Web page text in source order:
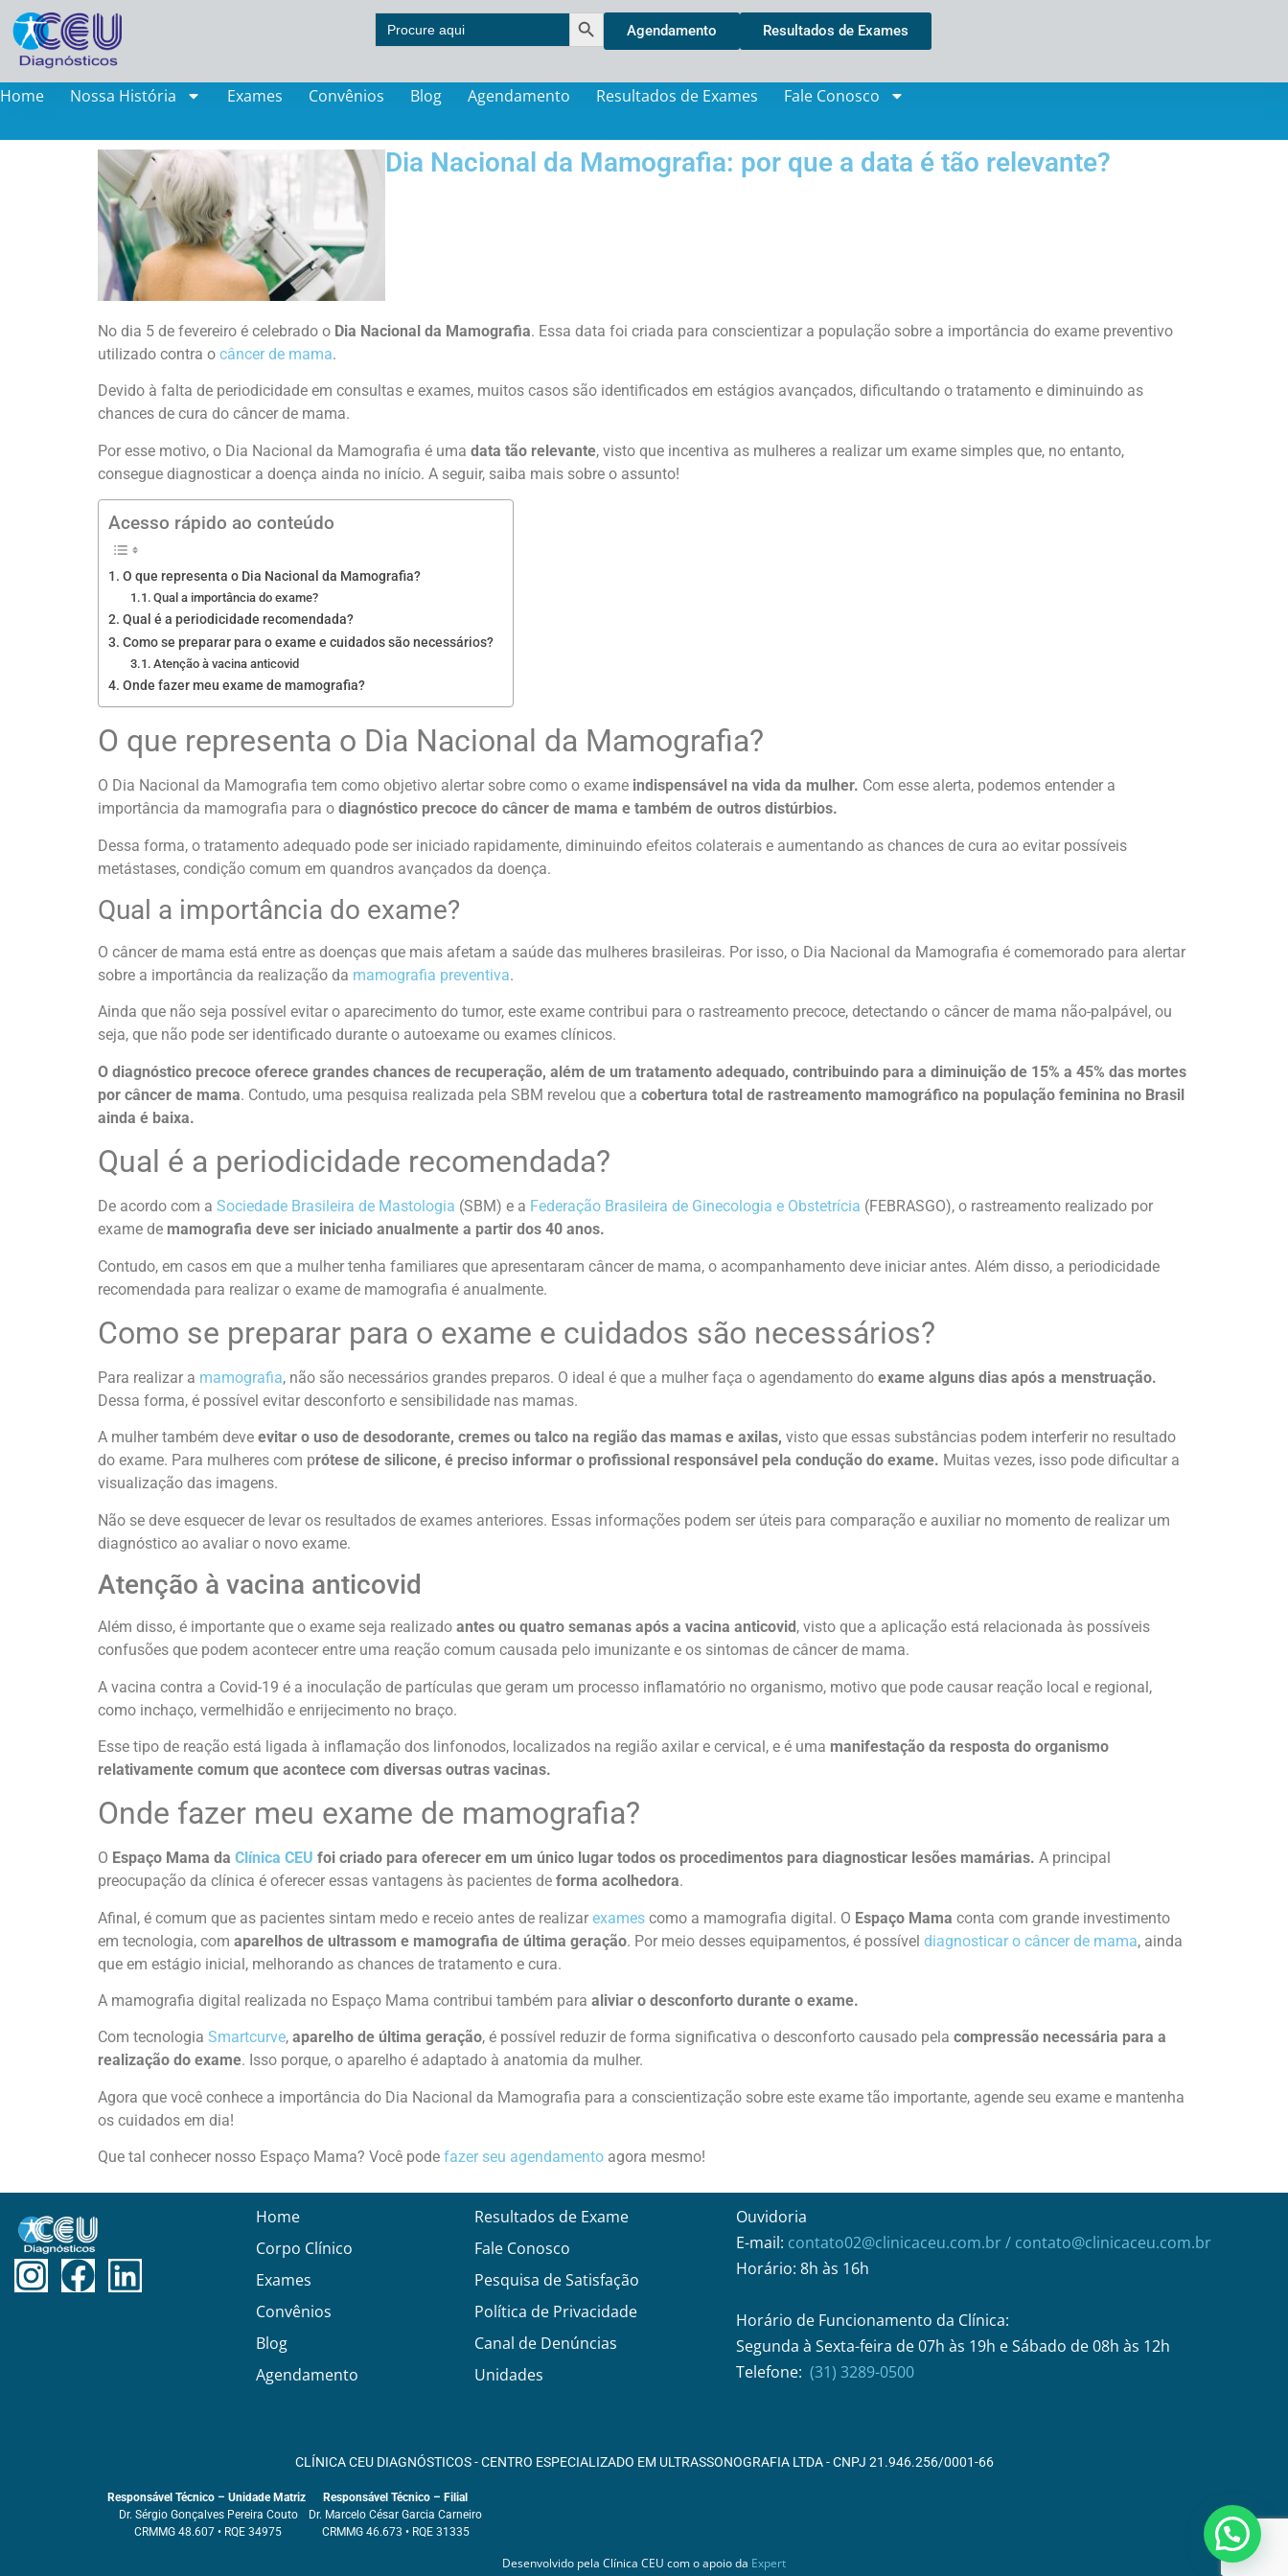
Search
for:
Search Button
Agendamento Resultados de Exames
Home Nossa História Exames Convênios Blog Agendamento Resultados de Exames Fale Conosco
Dia Nacional da Mamografia: por que a data é tão relevante?
No dia 5 de fevereiro é celebrado o Dia Nacional da Mamografia. Essa data foi criada para conscientizar a população sobre a importância do exame preventivo
utilizado contra o câncer de mama.
Devido à falta de periodicidade em consultas e exames, muitos casos são identificados em estágios avançados, dificultando o tratamento e diminuindo as
chances de cura do câncer de mama.
Por esse motivo, o Dia Nacional da Mamografia é uma data tão relevante, visto que incentiva as mulheres a realizar um exame simples que, no entanto,
consegue diagnosticar a doença ainda no início. A seguir, saiba mais sobre o assunto!
Acesso rápido ao conteúdo
O que representa o Dia Nacional da Mamografia?
Qual a importância do exame?
Qual é a periodicidade recomendada?
Como se preparar para o exame e cuidados são necessários?
Atenção à vacina anticovid
Onde fazer meu exame de mamografia?
O que representa o Dia Nacional da Mamografia?
O Dia Nacional da Mamografia tem como objetivo alertar sobre como o exame indispensável na vida da mulher. Com esse alerta, podemos entender a
importância da mamografia para o diagnóstico precoce do câncer de mama e também de outros distúrbios.
Dessa forma, o tratamento adequado pode ser iniciado rapidamente, diminuindo efeitos colaterais e aumentando as chances de cura ao evitar possíveis
metástases, condição comum em quandros avançados da doença.
Qual a importância do exame?
O câncer de mama está entre as doenças que mais afetam a saúde das mulheres brasileiras. Por isso, o Dia Nacional da Mamografia é comemorado para alertar
sobre a importância da realização da mamografia preventiva.
Ainda que não seja possível evitar o aparecimento do tumor, este exame contribui para o rastreamento precoce, detectando o câncer de mama não-palpável, ou
seja, que não pode ser identificado durante o autoexame ou exames clínicos.
O diagnóstico precoce oferece grandes chances de recuperação, além de um tratamento adequado, contribuindo para a diminuição de 15% a 45% das mortes
por câncer de mama. Contudo, uma pesquisa realizada pela SBM revelou que a cobertura total de rastreamento mamográfico na população feminina no Brasil
ainda é baixa.
Qual é a periodicidade recomendada?
De acordo com a Sociedade Brasileira de Mastologia (SBM) e a Federação Brasileira de Ginecologia e Obstetrícia (FEBRASGO), o rastreamento realizado por
exame de mamografia deve ser iniciado anualmente a partir dos 40 anos.
Contudo, em casos em que a mulher tenha familiares que apresentaram câncer de mama, o acompanhamento deve iniciar antes. Além disso, a periodicidade
recomendada para realizar o exame de mamografia é anualmente.
Como se preparar para o exame e cuidados são necessários?
Para realizar a mamografia, não são necessários grandes preparos. O ideal é que a mulher faça o agendamento do exame alguns dias após a menstruação.
Dessa forma, é possível evitar desconforto e sensibilidade nas mamas.
A mulher também deve evitar o uso de desodorante, cremes ou talco na região das mamas e axilas, visto que essas substâncias podem interferir no resultado
do exame. Para mulheres com prótese de silicone, é preciso informar o profissional responsável pela condução do exame. Muitas vezes, isso pode dificultar a
visualização das imagens.
Não se deve esquecer de levar os resultados de exames anteriores. Essas informações podem ser úteis para comparação e auxiliar no momento de realizar um
diagnóstico ao avaliar o novo exame.
Atenção à vacina anticovid
Além disso, é importante que o exame seja realizado antes ou quatro semanas após a vacina anticovid, visto que a aplicação está relacionada às possíveis
confusões que podem acontecer entre uma reação comum causada pelo imunizante e os sintomas de câncer de mama.
A vacina contra a Covid-19 é a inoculação de partículas que geram um processo inflamatório no organismo, motivo que pode causar reação local e regional,
como inchaço, vermelhidão e enrijecimento no braço.
Esse tipo de reação está ligada à inflamação dos linfonodos, localizados na região axilar e cervical, e é uma manifestação da resposta do organismo
relativamente comum que acontece com diversas outras vacinas.
Onde fazer meu exame de mamografia?
O Espaço Mama da Clínica CEU foi criado para oferecer em um único lugar todos os procedimentos para diagnosticar lesões mamárias. A principal
preocupação da clínica é oferecer essas vantagens às pacientes de forma acolhedora.
Afinal, é comum que as pacientes sintam medo e receio antes de realizar exames como a mamografia digital. O Espaço Mama conta com grande investimento
em tecnologia, com aparelhos de ultrassom e mamografia de última geração. Por meio desses equipamentos, é possível diagnosticar o câncer de mama, ainda
que em estágio inicial, melhorando as chances de tratamento e cura.
A mamografia digital realizada no Espaço Mama contribui também para aliviar o desconforto durante o exame.
Com tecnologia Smartcurve, aparelho de última geração, é possível reduzir de forma significativa o desconforto causado pela compressão necessária para a
realização do exame. Isso porque, o aparelho é adaptado à anatomia da mulher.
Agora que você conhece a importância do Dia Nacional da Mamografia para a conscientização sobre este exame tão importante, agende seu exame e mantenha
os cuidados em dia!
Que tal conhecer nosso Espaço Mama? Você pode fazer seu agendamento agora mesmo!
Home
Corpo Clínico
Exames
Convênios
Blog
Agendamento
Resultados de Exame
Fale Conosco
Pesquisa de Satisfação
Política de Privacidade
Canal de Denúncias
Unidades
Ouvidoria
E-mail: contato02@clinicaceu.com.br/ contato@clinicaceu.com.br
Horário: 8h às 16h
Horário de Funcionamento da Clínica:
Segunda à Sexta-feira de 07h às 19h e Sábado de 08h às 12h
Telefone:(31) 3289-0500
CLÍNICA CEU DIAGNÓSTICOS - CENTRO ESPECIALIZADO EM ULTRASSONOGRAFIA LTDA - CNPJ 21.946.256/0001-66
Responsável Técnico – Unidade Matriz
Dr. Sérgio Gonçalves Pereira Couto
CRMMG 48.607 • RQE 34975
Responsável Técnico – Filial
Dr. Marcelo César Garcia Carneiro
CRMMG 46.673 • RQE 31335
Desenvolvido pela Clínica CEU com o apoio da Expert